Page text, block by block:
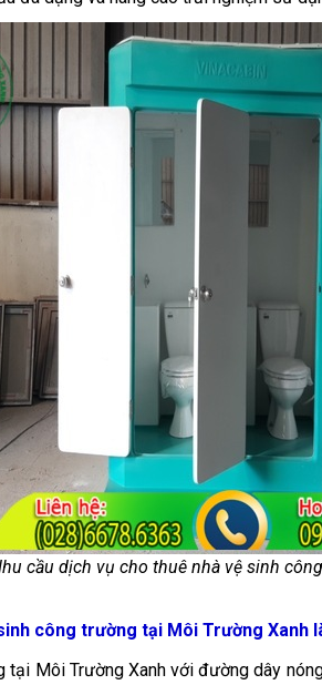
cầu dịch vụ cho thuê nhà vệ sinh
công trường tại Môi Trường Xanh
tại Môi Trường Xanh với đường dây